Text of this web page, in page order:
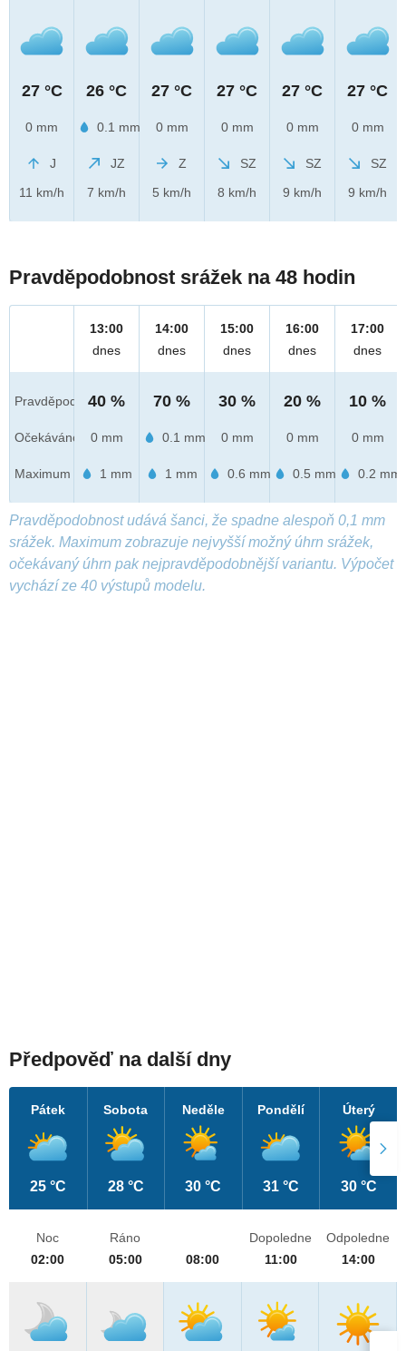
27 °C
0 mm
J
11 km/h
26 °C
0.1 mm
JZ
7 km/h
27 °C
0 mm
Z
5 km/h
27 °C
0 mm
SZ
8 km/h
27 °C
0 mm
SZ
9 km/h
27 °C
0 mm
SZ
9 km/h
Pravděpodobnost srážek na 48 hodin
Pravděpod.
Očekáváno
Maximum
13:00
dnes
40 %
0 mm
1 mm
14:00
dnes
70 %
0.1 mm
1 mm
15:00
dnes
30 %
0 mm
0.6 mm
16:00
dnes
20 %
0 mm
0.5 mm
17:00
dnes
10 %
0 mm
0.2 mm
Pravděpodobnost udává šanci, že spadne alespoň 0,1 mm
srážek. Maximum zobrazuje nejvyšší možný úhrn srážek,
očekávaný úhrn pak nejpravděpodobnější variantu. Výpočet
vychází ze 40 výstupů modelu.
Předpověď na další dny
Pátek
25 °C
Sobota
28 °C
Neděle
30 °C
Pondělí
31 °C
Úterý
30 °C
Noc
02:00
Ráno
05:00
08:00
Dopoledne
11:00
Odpoledne
14:00